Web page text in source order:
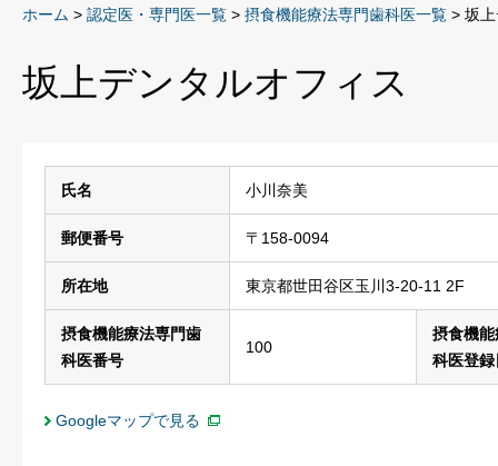
ホーム > 認定医・専門医一覧 > 摂食機能療法専門歯科医一覧 > 坂
坂上デンタルオフィス
氏名 小川奈美
郵便番号 〒158-0094
所在地 東京都世田谷区玉川3-20-11 2F
摂食機能療法専門歯
科医番号
100
摂食機
科医登録
Googleマップで見る